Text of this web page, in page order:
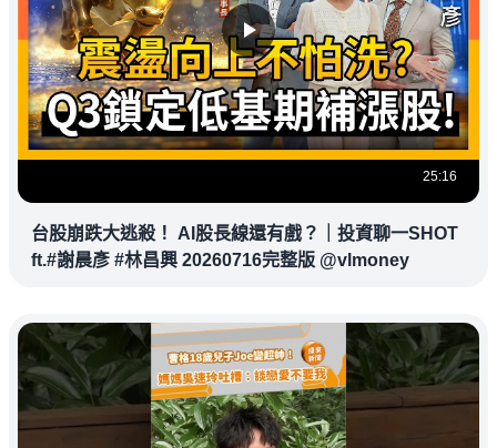
25:16
台股崩跌大逃殺！ AI股長線還有戲？｜投資聊一SHOT
ft.#謝晨彥 #林昌興 20260716完整版 @vlmoney